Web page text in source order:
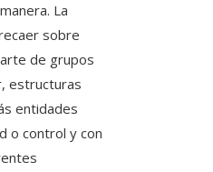
La
sobre
de grupos
estructuras
entidades
o control y con